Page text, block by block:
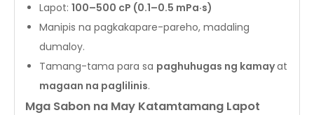
Lapot: 100–500 cP (0.1–0.5 mPa·s)
Manipis na pagkakapare-pareho, madaling
dumaloy.
Tamang-tama para sa paghuhugas ng kamayat
magaan na paglilinis.
Mga Sabon na May Katamtamang Lapot